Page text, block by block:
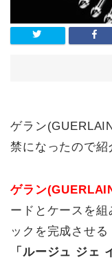
ゲラン
禁になったので紹
ゲラン
ードとケースを
ックを完成させ
「ルージュ ジェ